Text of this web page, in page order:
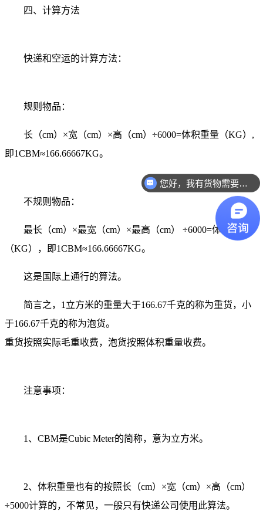
四、计算方法
快递和空运的计算方法：
规则物品：
长（cm）×宽（cm）×高（cm）÷6000=体积重量（KG）,
即1CBM≈166.66667KG。
不规则物品：
最长（cm）×最宽（cm）×最高（cm） ÷6000=体积重量
（KG），即1CBM≈166.66667KG。
这是国际上通行的算法。
简言之，1立方米的重量大于166.67千克的称为重货，小
于166.67千克的称为泡货。
重货按照实际毛重收费，泡货按照体积重量收费。
注意事项：
1、CBM是Cubic Meter的简称，意为立方米。
2、体积重量也有的按照长（cm）×宽（cm）×高（cm）
÷5000计算的，不常见，一般只有快递公司使用此算法。
您好，我有货物需要你们的产品。